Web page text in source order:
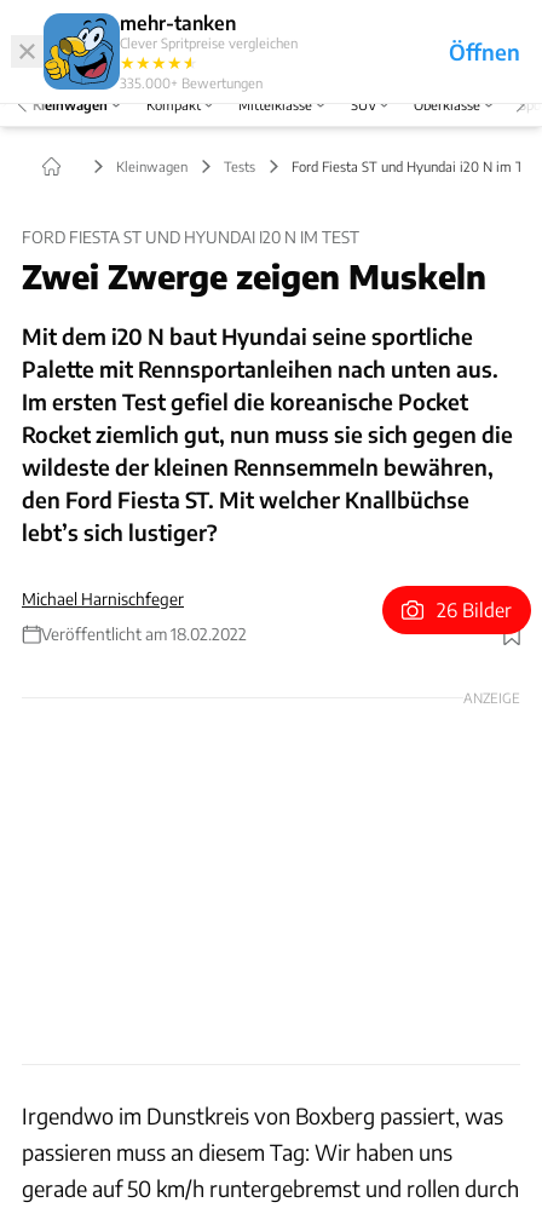
mehr-tanken
Clever Spritpreise vergleichen
★★★★★
★
335.000+ Bewertungen
Öffnen
Abo
Menü
Kleinwagen Kompakt Mittelklasse SUV Oberklasse
Kleinwagen Tests Ford Fiesta ST und Hyundai i20 N im Test
FORD FIESTA ST UND HYUNDAI I20 N IM TEST
Zwei Zwerge zeigen Muskeln
Mit dem i20 N baut Hyundai seine sportliche
Palette mit Rennsportanleihen nach unten aus.
Im ersten Test gefiel die koreanische Pocket
Rocket ziemlich gut, nun muss sie sich gegen die
wildeste der kleinen Rennsemmeln bewähren,
den Ford Fiesta ST. Mit welcher Knallbüchse
lebt’s sich lustiger?
Michael Harnischfeger
Veröffentlicht am 18.02.2022
Foto: Achim Hartmann
26 Bilder
ANZEIGE
Irgendwo im Dunstkreis von Boxberg passiert, was
passieren muss an diesem Tag: Wir haben uns
gerade auf 50 km/h runtergebremst und rollen durch